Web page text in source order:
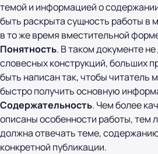
темой и информацией о
быть раскрыта сущность работы в
в то же время вместительной
Понятность. В таком документе
словесных конструкций, больших
быть написан так, чтобы читатель
быстро получить основную
Содержательность. Чем более
описаны особенности работы, тем
должна отвечать теме,
конкретной публикации.